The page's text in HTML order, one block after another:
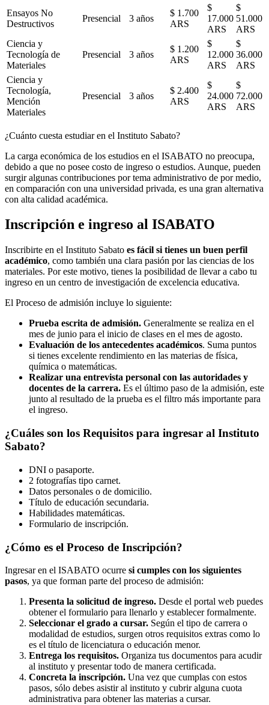
Ensayos No
Destructivos
Presencial 3 años
$ 1.700
ARS
$
17.000
ARS
$
51.000
ARS
Ciencia y
Tecnología de
Materiales
Presencial 3 años
$ 1.200
ARS
$
12.000
ARS
$
36.000
ARS
Ciencia y
Tecnología,
Mención
Materiales
Presencial 3 años
$ 2.400
ARS
$
24.000
ARS
$
72.000
ARS
¿Cuánto cuesta estudiar en el Instituto Sabato?
La carga económica de los estudios en el ISABATO no preocupa,
debido a que no posee costo de ingreso o estudios. Aunque, pueden
surgir algunas contribuciones por tema administrativo de por medio,
en comparación con una universidad privada, es una gran alternativa
con alta calidad académica.
Inscripción e ingreso al ISABATO
Inscribirte en el Instituto Sabato es fácil si tienes un buen perfil
académico, como también una clara pasión por las ciencias de los
materiales. Por este motivo, tienes la posibilidad de llevar a cabo tu
ingreso en un centro de investigación de excelencia educativa.
El Proceso de admisión incluye lo siguiente:
Prueba escrita de admisión. Generalmente se realiza en el
mes de junio para el inicio de clases en el mes de agosto.
Evaluación de los antecedentes académicos. Suma puntos
si tienes excelente rendimiento en las materias de física,
química o matemáticas.
Realizar una entrevista personal con las autoridades y
docentes de la carrera. Es el último paso de la admisión, este
junto al resultado de la prueba es el filtro más importante para
el ingreso.
¿Cuáles son los Requisitos para ingresar al Instituto
Sabato?
DNI o pasaporte.
2 fotografías tipo carnet.
Datos personales o de domicilio.
Título de educación secundaria.
Habilidades matemáticas.
Formulario de inscripción.
¿Cómo es el Proceso de Inscripción?
Ingresar en el ISABATO ocurre si cumples con los siguientes
pasos, ya que forman parte del proceso de admisión:
Presenta la solicitud de ingreso. Desde el portal web puedes
obtener el formulario para llenarlo y establecer formalmente.
Seleccionar el grado a cursar. Según el tipo de carrera o
modalidad de estudios, surgen otros requisitos extras como lo
es el título de licenciatura o educación menor.
Entrega los requisitos. Organiza tus documentos para acudir
al instituto y presentar todo de manera certificada.
Concreta la inscripción. Una vez que cumplas con estos
pasos, sólo debes asistir al instituto y cubrir alguna cuota
administrativa para obtener las materias a cursar.